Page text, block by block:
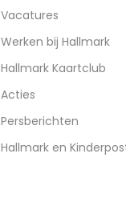
Vacatures
Werken bij Hallmark
Hallmark Kaartclub
Acties
Persberichten
Hallmark en